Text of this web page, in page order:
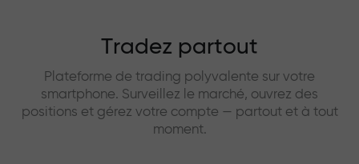
Tradez partout
Plateforme de trading polyvalente sur votre
smartphone. Surveillez le marché, ouvrez des
positions et gérez votre compte — partout et à tout
moment.